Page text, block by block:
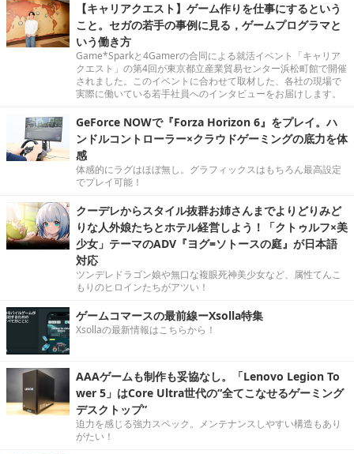
【キャリアクエスト】ゲーム作りを仕事にするという
こと。セガの若手の事例に見る，ゲームプログラマと
いう働き方
Game*Sparkと4Gamerの合同による就活イベント「キャリア
クエスト」の第4回が東京都立産業貿易センター浜松町館で開催
されました。このイベントに合わせて取材した、各社の現場で
実際に働いている若手社員へのインタビューをお届けします。
GeForce NOWで『Forza Horizon 6』をプレイ。ハ
ンドルコントローラー×クラウドゲーミングの底力を体
感
体感的にラグはほぼ無し。グラフィックスはもちろん最高設定
でプレイ可能！
クーデレからスタイル抜群お姉さんまでよりどりみど
りな人外娘たちとホテル経営しよう！「クトゥルフ×美
少女」テーマのADV『ヨグ=ソトースの庭』が日本語
対応
ツンデレドラゴン娘や無口な複眼死神美少女など、属性てんこ
もりのヒロインたちがアツい！
ゲームコマースの最前線ーXsolla特集
Xsollaの最新情報はこちらから！
AAAゲームも制作も妥協なし。「Lenovo Legion To
wer 5」はCore Ultra世代の“全てこなせるゲーミング
デスクトップ”
迫力を感じる強力スペック。メンテナンスしやすい構造もあり
がたい！